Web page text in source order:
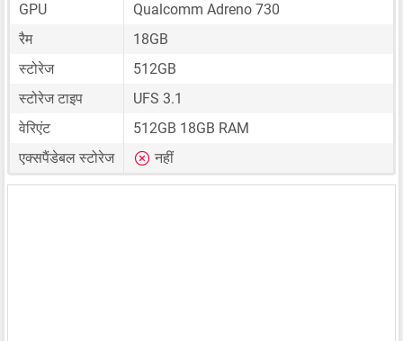
GPU
Qualcomm Adreno 730
रैम
18GB
स्टोरेज
512GB
स्टोरेज टाइप
UFS 3.1
वेरिएंट
512GB 18GB RAM
एक्सपैंडेबल स्टोरेज
नहीं